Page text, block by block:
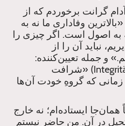
گرانت برخوردم که از
وفاداری ما نه به
به اصول است. اگر چیزی را
نباید آن را از
و جمله تعیین‌کننده:
«شرافت (Integrität) یعنی ایستادن پای
که گروهِ خودت آن‌ها
ایستاده‌ام؛ نه خارج
در آن. من حاضر نیستم